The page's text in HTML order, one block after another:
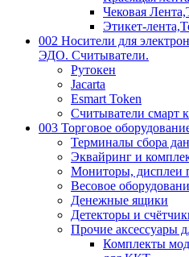
Чековая
Этикет-
002 Носители для
ЭДО. Считыватели.
Рутокен
Jacarta
Esmart Token
Считыватели смарт
003 Торговое
Терминалы сбора
Эквайринг и
Мониторы, дисплеи
Весовое
Денежные ящики
Детекторы и
Прочие аксессуары
Комплекты